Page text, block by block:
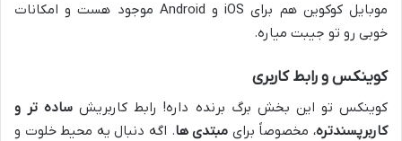
موبایل کوکوین هم برای iOS و Android موجود هست و امکانات
خوبی رو تو جیبت میاره.
کوینکس و رابط کاربری
کوینکس تو این بخش برگ برنده داره! رابط کاربریش ساده تر و
کاربرپسندتره، مخصوصاً برای مبتدی ها. اگه دنبال یه محیط خلوت و